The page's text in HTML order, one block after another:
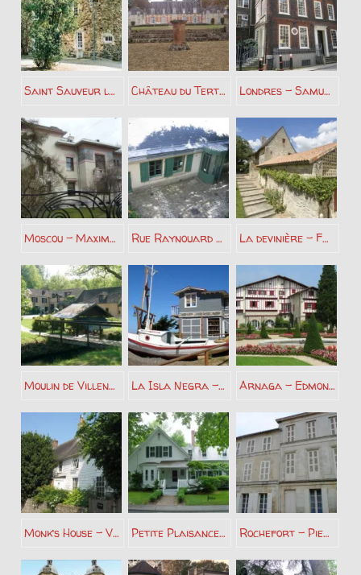
Saint Sauveur le Vicomte – Jules Barbey d’Aurevilly Château du Tertre – Roger Martin du Gard Londres – Samuel Johnson
Moscou – Maxime Gorki Rue Raynouard Paris – Honoré de Balzac La devinière – François Rabelais
Moulin de Villeneuve – Elsa Triolet et Louis Aragon La Isla Negra – Pablo Neruda Arnaga – Edmond Rostand
Monk’s House – Virginia Woolf Petite Plaisance – Marguerite Yourcenar Rochefort – Pierre Loti